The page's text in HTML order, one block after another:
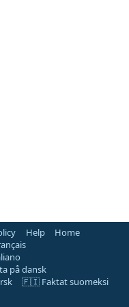
Help
Home
på dansk
🇫🇮 Faktat suomeksi